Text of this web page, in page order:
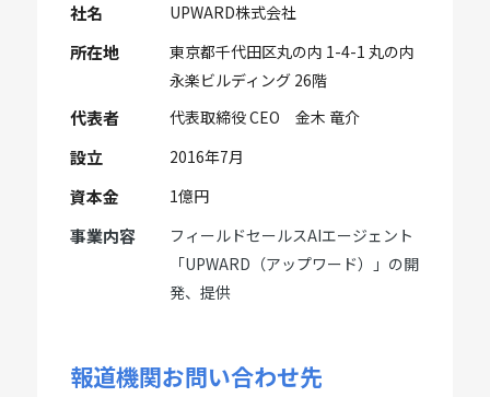
社名 UPWARD株式会社
所在地
東京都千代田区丸の内 1-4-1 丸の内
永楽ビルディング 26階
代表者 代表取締役 CEO 金木 竜介
設立 2016年7月
資本金 1億円
事業内容
フィールドセールスAIエージェント
「UPWARD（アップワード）」の開
発、提供
報道機関お問い合わせ先